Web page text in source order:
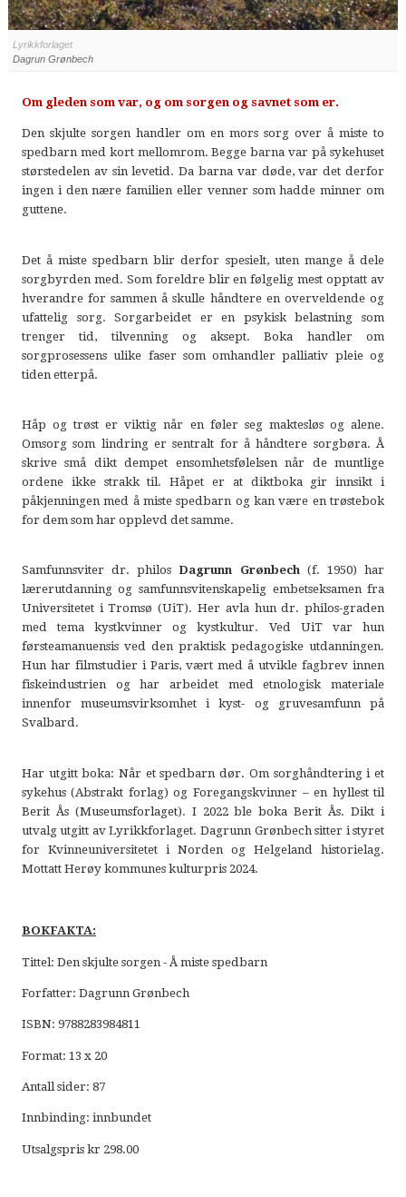
Lyrikkforlaget
Dagrun Grønbech
Om gleden som var, og om sorgen og savnet som er.
Den skjulte sorgen handler om en mors sorg over å miste to
spedbarn med kort mellomrom. Begge barna var på sykehuset
størstedelen av sin levetid. Da barna var døde, var det derfor
ingen i den nære familien eller venner som hadde minner om
guttene.
Det å miste spedbarn blir derfor spesielt, uten mange å dele
sorgbyrden med. Som foreldre blir en følgelig mest opptatt av
hverandre for sammen å skulle håndtere en overveldende og
ufattelig sorg. Sorgarbeidet er en psykisk belastning som
trenger tid, tilvenning og aksept. Boka handler om
sorgprosessens ulike faser som omhandler palliativ pleie og
tiden etterpå.
Håp og trøst er viktig når en føler seg maktesløs og alene.
Omsorg som lindring er sentralt for å håndtere sorgbøra. Å
skrive små dikt dempet ensomhetsfølelsen når de muntlige
ordene ikke strakk til. Håpet er at diktboka gir innsikt i
påkjenningen med å miste spedbarn og kan være en trøstebok
for dem som har opplevd det samme.
Samfunnsviter dr. philosDagrunn Grønbech(f. 1950) har
lærerutdanning og samfunnsvitenskapelig embetseksamen fra
Universitetet i Tromsø (UiT). Her avla hun dr. philos-graden
med tema kystkvinner og kystkultur. Ved UiT var hun
førsteamanuensis ved den praktisk pedagogiske utdanningen.
Hun har filmstudier i Paris, vært med å utvikle fagbrev innen
fiskeindustrien og har arbeidet med etnologisk materiale
innenfor museumsvirksomhet i kyst- og gruvesamfunn på
Svalbard.
Har utgitt boka: Når et spedbarn dør. Om sorghåndtering i et
sykehus (Abstrakt forlag) og Foregangskvinner – en hyllest til
Berit Ås (Museumsforlaget). I 2022 ble boka Berit Ås. Dikt i
utvalg utgitt av Lyrikkforlaget. Dagrunn Grønbech sitter i styret
for Kvinneuniversitetet i Norden og Helgeland historielag.
Mottatt Herøy kommunes kulturpris 2024.
BOKFAKTA:
Tittel: Den skjulte sorgen - Å miste spedbarn
Forfatter: Dagrunn Grønbech
ISBN: 9788283984811
Format: 13 x 20
Antall sider: 87
Innbinding: innbundet
Utsalgspris kr 298.00